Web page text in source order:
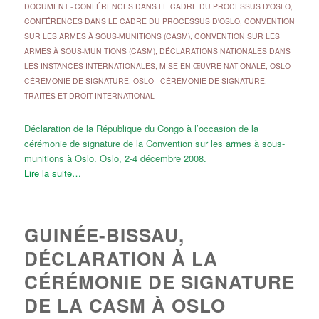
DOCUMENT- CONFÉRENCES DANS LE CADRE DU PROCESSUS D'OSLO,
CONFÉRENCES DANS LE CADRE DU PROCESSUS D'OSLO, CONVENTION
SUR LES ARMES À SOUS-MUNITIONS (CASM), CONVENTION SUR LES
ARMES À SOUS-MUNITIONS (CASM), DÉCLARATIONS NATIONALES DANS
LES INSTANCES INTERNATIONALES, MISE EN ŒUVRE NATIONALE, OSLO -
CÉRÉMONIE DE SIGNATURE, OSLO - CÉRÉMONIE DE SIGNATURE,
TRAITÉS ET DROIT INTERNATIONAL
Déclaration de la République du Congo à l’occasion de la
cérémonie de signature de la Convention sur les armes à sous-
munitions à Oslo. Oslo, 2-4 décembre 2008.
Lire la suite…
GUINÉE-BISSAU,
DÉCLARATION À LA
CÉRÉMONIE DE SIGNATURE
DE LA CASM À OSLO